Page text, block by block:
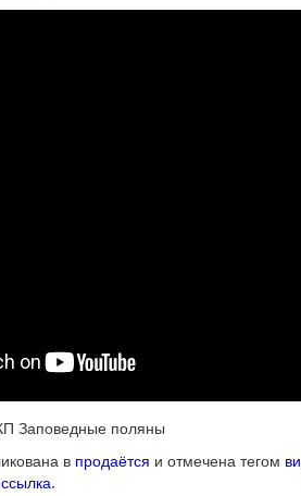
Заповедные поляны
в продаётся и отмечена тегом
ссылка.